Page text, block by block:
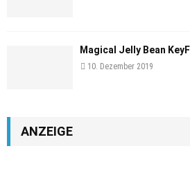
Magical Jelly Bean
10. Dezember 2019
ANZEIGE